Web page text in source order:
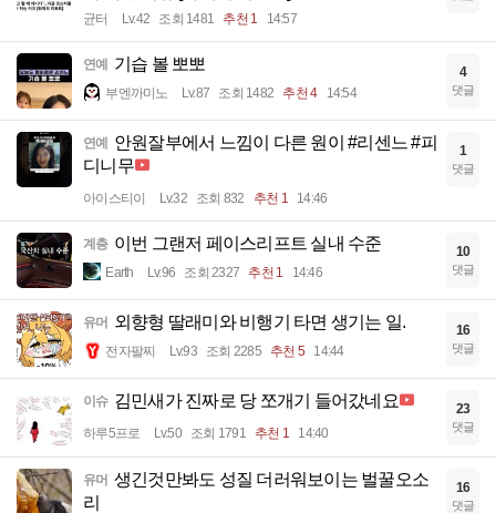
균터 Lv.42 조회 1481 추천 1 14:57
연예 기습 볼 뽀뽀
부엔까미노 Lv.87 조회 1482 추천 4 14:54
4
댓글
연예 안원잘부에서 느낌이 다른 원이 #리센느 #피
디니무
아이스티이 Lv.32 조회 832 추천 1 14:46
1
댓글
계층 이번 그랜저 페이스리프트 실내 수준
Earth Lv.96 조회 2327 추천 1 14:46
10
댓글
유머 외향형 딸래미와 비행기 타면 생기는 일.
전자팔찌 Lv.93 조회 2285 추천 5 14:44
16
댓글
이슈 김민새가 진짜로 당 쪼개기 들어갔네요
하루5프로 Lv.50 조회 1791 추천 1 14:40
23
댓글
유머 생긴것만봐도 성질 더러워보이는 벌꿀오소
리
16
댓글